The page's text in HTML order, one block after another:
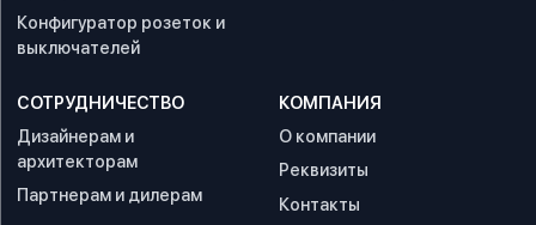
Конфигуратор розеток и
выключателей
СОТРУДНИЧЕСТВО
Дизайнерам и
архитекторам
Партнерам и дилерам
КОМПАНИЯ
О компании
Реквизиты
Контакты